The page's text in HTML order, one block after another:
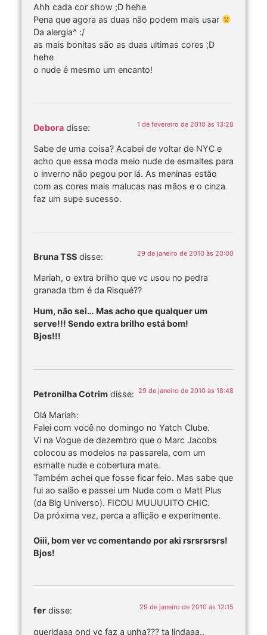
Ahh cada cor show ;D hehe
Pena que agora as duas não podem mais usar
Da alergia^ :/
as mais bonitas são as duas ultimas cores ;D
hehe
o nude é mesmo um encanto!
Debora disse: 1 de fevereiro de 2010 às 13:28
Sabe de uma coisa? Acabei de voltar de NYC e
acho que essa moda meio nude de esmaltes para
o inverno não pegou por lá. As meninas estão
com as cores mais malucas nas mãos e o cinza
faz um supe sucesso.
Bruna TSS disse: 29 de janeiro de 2010 às 20:00
Mariah, o extra brilho que vc usou no pedra
granada tbm é da Risqué??
Hum, não sei… Mas acho que qualquer um
serve!!! Sendo extra brilho está bom!
Bjos!!!
Petronilha Cotrim disse: 29 de janeiro de 2010 às 18:48
Olá Mariah:
Falei com você no domingo no Yatch Clube.
Vi na Vogue de dezembro que o Marc Jacobs
colocou as modelos na passarela, com um
esmalte nude e cobertura mate.
Também achei que fosse ficar feio. Mas sabe que
fui ao salão e passei um Nude com o Matt Plus
(da Big Universo). FICOU MUUUUITO CHIC.
Da próxima vez, perca a aflição e experimente.
Oiii, bom ver vc comentando por aki rsrsrsrsrs!
Bjos!
fer disse: 29 de janeiro de 2010 às 12:15
queridaaa ond vc faz a unha??? ta lindaaa..